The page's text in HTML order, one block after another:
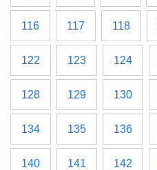
116 117 118
122 123 124
128 129 130
134 135 136
140 141 142